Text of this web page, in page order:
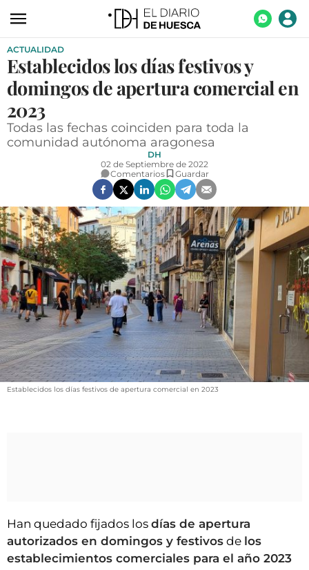
ACTUALIDAD
ECONOMÍA
TECNOLOGÍA
TURISMO
CULTURA
SOCIEDAD
OPINIÓN
GALERÍAS
VÍDEOS
CONTACTAR
FIESTAS EN EL ALTO ARAGÓN
FIESTAS DE SAN LORENZO
CLUB DEL AMIGO MILITANTE
ACTUALIDAD
Establecidos los días festivos y
domingos de apertura comercial en
2023
Todas las fechas coinciden para toda la
comunidad autónoma aragonesa
DH
02 de Septiembre de 2022
Comentarios
Guardar
Establecidos los días festivos de apertura comercial en 2023
Han quedado fijados los días de apertura
autorizados en domingos y festivos de los
establecimientos comerciales para el año 2023